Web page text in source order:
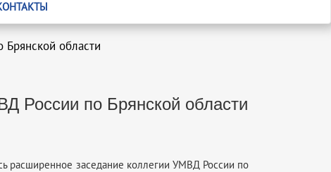
области
России по Брянской области
расширенное заседание коллегии УМВД России по